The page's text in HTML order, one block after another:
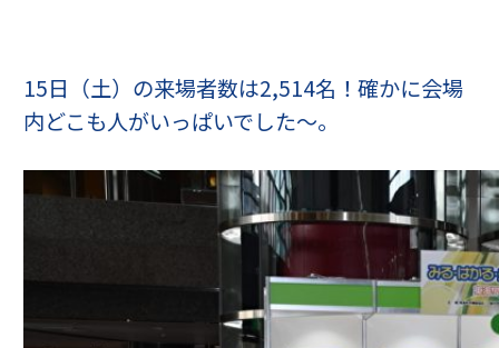
15日（土）の来場者数は2,514名！確かに会場
内どこも人がいっぱいでした～。